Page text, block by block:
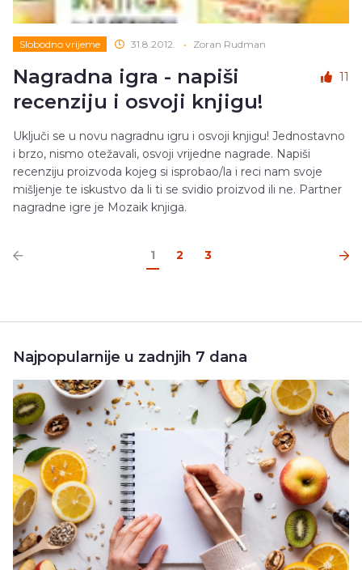
Slobodno vrijeme 31.8.2012. • Zoran Rudman
Nagradna igra - napiši
recenziju i osvoji knjigu!
11
Uključi se u novu nagradnu igru i osvoji knjigu! Jednostavno
i brzo, nismo otežavali, osvoji vrijedne nagrade. Napiši
recenziju proizvoda kojeg si isprobao/la i reci nam svoje
mišljenje te iskustvo da li ti se svidio proizvod ili ne. Partner
nagradne igre je Mozaik knjiga.
1 2 3
Najpopularnije u zadnjih 7 dana